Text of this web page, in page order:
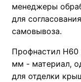
менеджеры
для
самовывоза.
Профнастил Н60
мм - материал,
для отделки